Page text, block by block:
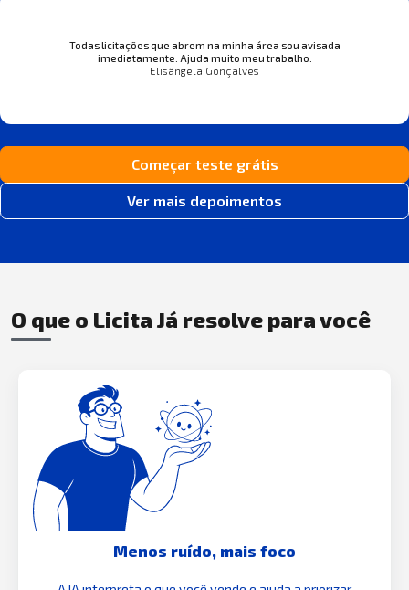
Todas licitações que abrem na minha área sou avisada
imediatamente. Ajuda muito meu trabalho.
Elisângela Gonçalves
Começar teste grátis
Ver mais depoimentos
O que o Licita Já resolve para você
Menos ruído, mais foco